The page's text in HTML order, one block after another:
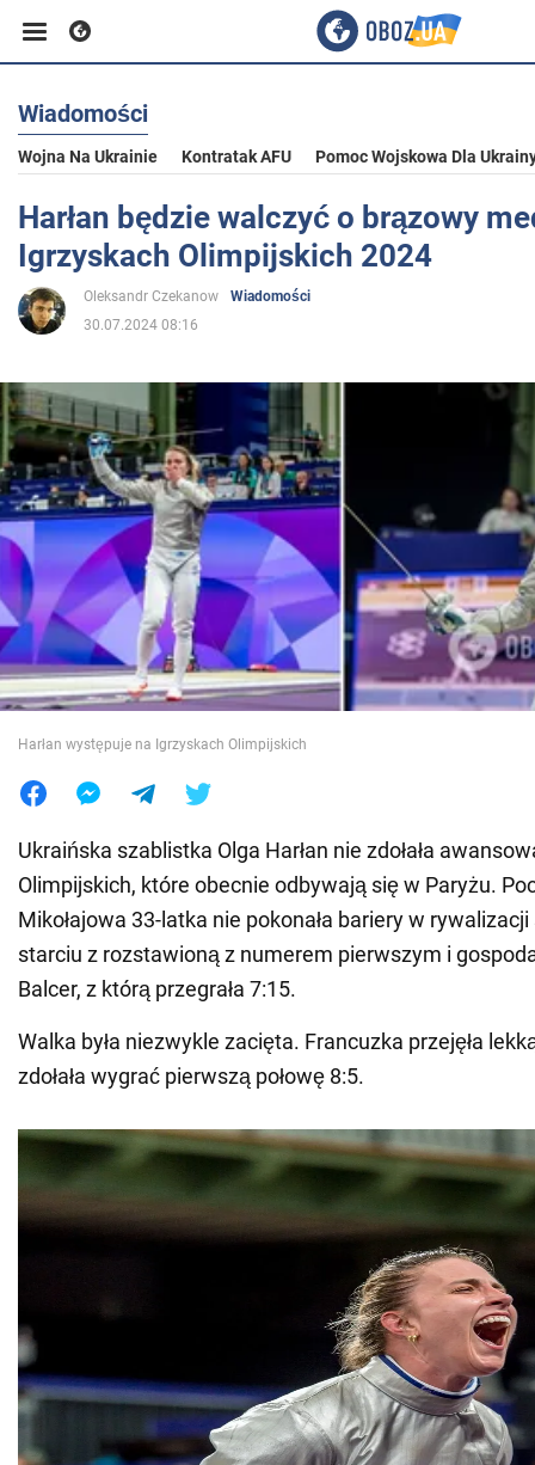
Biznes
Sport
Rozrywka
Polityka
Społeczeństwo
Wojna na Ukrainie
Świat
Jedzenie
Wiadomości
Wojna Na Ukrainie Kontratak AFU Pomoc Wojskowa Dla
Harłan będzie walczyć o brązowy
Igrzyskach Olimpijskich 2024
Oleksandr Czekanow
Wiadomości
30.07.2024 08:16
Harłan występuje na Igrzyskach Olimpijskich
Ukraińska szablistka Olga Harłan nie zdołała
Olimpijskich, które obecnie odbywają się w Paryżu.
Mikołajowa 33-latka nie pokonała bariery w
starciu z rozstawioną z numerem pierwszym i
Balcer, z którą przegrała 7:15.
Walka była niezwykle zacięta. Francuzka przejęła
zdołała wygrać pierwszą połowę 8:5.